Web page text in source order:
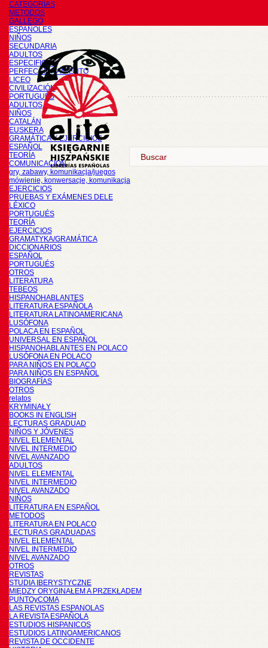
CATEGORÍAS
METODOS
GALLEGO
ESPAÑOLES
NIÑOS
SECUNDARIA
ADULTOS
ESPECIFICOS
PERFECCIONAMIENTO
LICEO
CIVILIZACIÓN
PORTUGUÉS
ADULTOS
NIÑOS
CATALÁN
EUSKERA
GRAMÁTICA Y EJERCICIOS
ESPAÑOL
TEORÍA
COMUNICACIÓN
gry, zabawy, komunikacja/juegos
mówienie, konwersacje, komunikacja
EJERCICIOS
PRUEBAS Y EXÁMENES DELE
LÉXICO
PORTUGUÉS
TEORÍA
EJERCICIOS
GRAMATYKA/GRAMÁTICA
DICCIONARIOS
ESPAÑOL
PORTUGUÉS
OTROS
LITERATURA
TEBEOS
HISPANOHABLANTES
LITERATURA ESPAÑOLA
LITERATURA LATINOAMERICANA
LUSÓFONA
POLACA EN ESPAÑOL
UNIVERSAL EN ESPAÑOL
HISPANOHABLANTES EN POLACO
LUSÓFONA EN POLACO
PARA NIÑOS EN POLACO
PARA NIÑOS EN ESPAÑOL
BIOGRAFÍAS
OTROS
relatos
KRYMINAŁY
BOOKS IN ENGLISH
LECTURAS GRADUAD
NIÑOS Y JÓVENES
NIVEL ELEMENTAL
NIVEL INTERMEDIO
NIVEL AVANZADO
ADULTOS
NIVEL ELEMENTAL
NIVEL INTERMEDIO
NIVEL AVANZADO
NIÑOS
LITERATURA EN ESPAÑOL
METODOS
LITERATURA EN POLACO
LECTURAS GRADUADAS
NIVEL ELEMENTAL
NIVEL INTERMEDIO
NIVEL AVANZADO
OTROS
REVISTAS
STUDIA IBERYSTYCZNE
MIĘDZY ORYGINAŁEM A PRZEKŁADEM
PUNTOyCOMA
LAS REVISTAS ESPANOLAS
LA REVISTA ESPAÑOLA
ESTUDIOS HISPANICOS
ESTUDIOS LATINOAMERICANOS
REVISTA DE OCCIDENTE